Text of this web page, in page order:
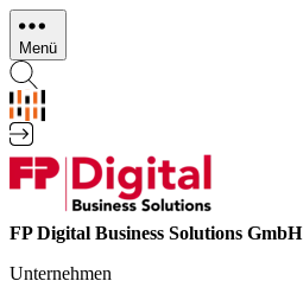
Direkt
zum
Inhalt
Menü
FP Digital Business Solutions GmbH
Unternehmen